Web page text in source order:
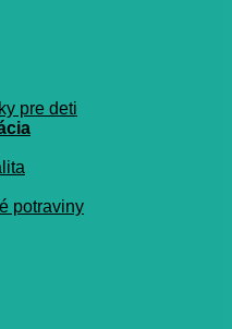
pre deti
potraviny